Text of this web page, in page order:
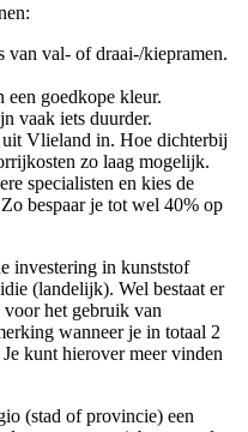
van val- of draai-/kiepramen.
goedkope kleur.
vaak iets duurder.
uit Vlieland in. Hoe dichterbij
zo laag mogelijk.
specialisten en kies de
bespaar je tot wel 40% op
investering in kunststof
(landelijk). Wel bestaat er
voor het gebruik van
wanneer je in totaal 2
kunt hierover meer vinden
(stad of provincie) een